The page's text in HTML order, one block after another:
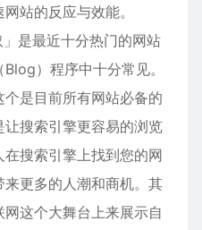
站的反应与效能。
」是最近十分热门的网站
）程序中十分常见。
个是目前所有网站必备的
搜索引擎更容易的浏览
搜索引擎上找到您的网
更多的人潮和商机。其
网这个大舞台上来展示自